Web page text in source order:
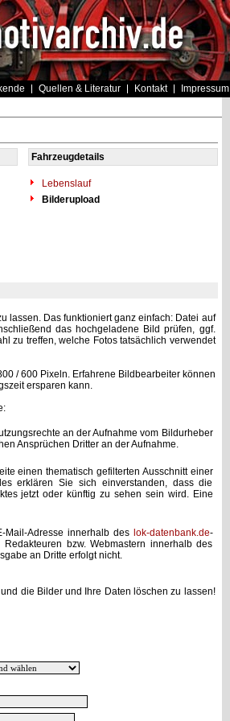
Quellen & Literatur Kontakt Impressum
Fahrzeugdetails
Lebenslauf
Bilderupload
lassen. Das funktioniert ganz einfach: Datei auf
das hochgeladene Bild prüfen, ggf.
zu treffen, welche Fotos tatsächlich verwendet
/ 600 Pixeln. Erfahrene Bildbearbeiter können
ersparen kann.
an der Aufnahme vom Bildurheber
Ansprüchen Dritter an der Aufnahme.
einen thematisch gefilterten Ausschnitt einer
erklären Sie sich einverstanden, dass die
jetzt oder künftig zu sehen sein wird. Eine
Mail-Adresse innerhalb des lok-datenbank.de-
bzw. Webmastern innerhalb des
an Dritte erfolgt nicht.
die Bilder und Ihre Daten löschen zu lassen!